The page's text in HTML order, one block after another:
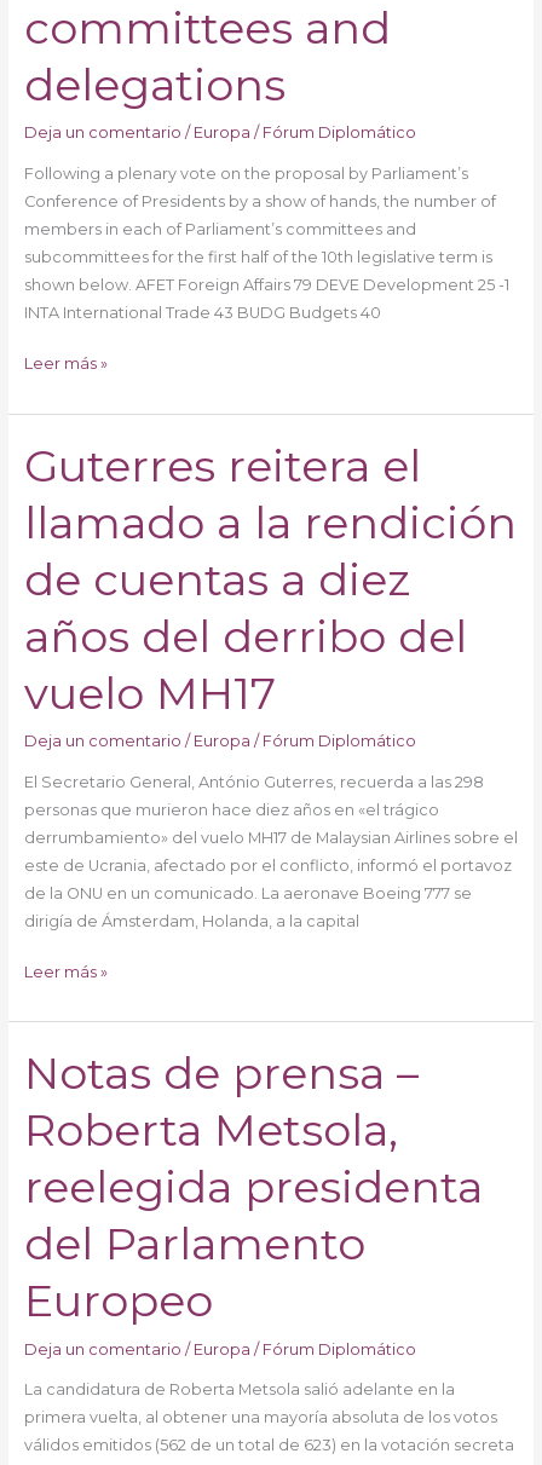
committees and
delegations
Deja un comentario / Europa / Fórum Diplomático
Following a plenary vote on the proposal by Parliament’s
Conference of Presidents by a show of hands, the number of
members in each of Parliament’s committees and
subcommittees for the first half of the 10th legislative term is
shown below. AFET Foreign Affairs 79 DEVE Development 25 -1
INTA International Trade 43 BUDG Budgets 40
and
size
of
and
delegations
Leer más »
Guterres reitera el
llamado a la rendición
de cuentas a diez
años del derribo del
vuelo MH17
Deja un comentario / Europa / Fórum Diplomático
El Secretario General, António Guterres, recuerda a las 298
personas que murieron hace diez años en «el trágico
derrumbamiento» del vuelo MH17 de Malaysian Airlines sobre el
este de Ucrania, afectado por el conflicto, informó el portavoz
de la ONU en un comunicado. La aeronave Boeing 777 se
dirigía de Ámsterdam, Holanda, a la capital
Guterres
reitera
el
llamado
la
rendición
de
a
años
del
derribo
del
vuelo
MH17
Leer más »
Notas de prensa –
Roberta Metsola,
reelegida presidenta
del Parlamento
Europeo
Deja un comentario / Europa / Fórum Diplomático
La candidatura de Roberta Metsola salió adelante en la
primera vuelta, al obtener una mayoría absoluta de los votos
válidos emitidos (562 de un total de 623) en la votación secreta
Notas
de
prensa
–
Metsola,
reelegida
presidenta
Parlamento